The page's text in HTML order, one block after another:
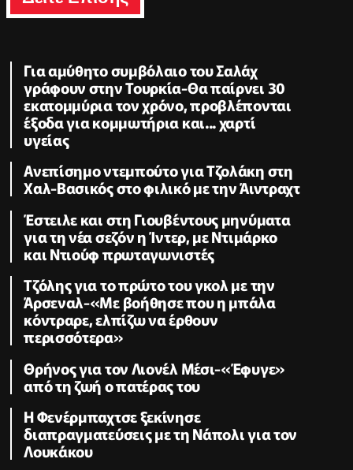
Για αμύθητο συμβόλαιο του Σαλάχ
γράφουν στην Τουρκία-Θα παίρνει 30
εκατομμύρια τον χρόνο, προβλέπονται
έξοδα για κομμωτήρια και... χαρτί
υγείας
Ανεπίσημο ντεμπούτο για Τζολάκη στη
Χαλ-Βασικός στο φιλικό με την Άιντραχτ
Έστειλε και στη Γιουβέντους μηνύματα
για τη νέα σεζόν η Ίντερ, με Ντιμάρκο
και Ντιούφ πρωταγωνιστές
Τζόλης για το πρώτο του γκολ με την
Άρσεναλ-«Με βοήθησε που η μπάλα
κόντραρε, ελπίζω να έρθουν
περισσότερα»
Θρήνος για τον Λιονέλ Μέσι-«Έφυγε»
από τη ζωή ο πατέρας του
Η Φενέρμπαχτσε ξεκίνησε
διαπραγματεύσεις με τη Νάπολι για τον
Λουκάκου